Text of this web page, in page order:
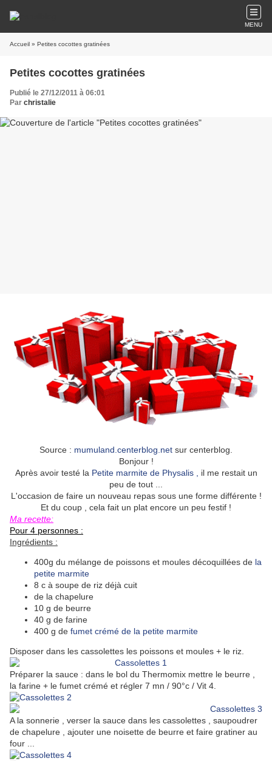
MENU
Accueil » Petites cocottes gratinées
Petites cocottes gratinées
Publié le 27/12/2011 à 06:01
Par christalie
Source : mumuland.centerblog.net sur centerblog.
Bonjour !
Après avoir testé la Petite marmite de Physalis , il me restait un
peu de tout ...
L'occasion de faire un nouveau repas sous une forme différente !
Et du coup , cela fait un plat encore un peu festif !
Ma recette:
Pour 4 personnes :
Ingrédients :
400g du mélange de poissons et moules décoquillées de la
petite marmite
8 c à soupe de riz déjà cuit
de la chapelure
10 g de beurre
40 g de farine
400 g de fumet crémé de la petite marmite
Disposer dans les cassolettes les poissons et moules + le riz.
Préparer la sauce : dans le bol du Thermomix mettre le beurre ,
la farine + le fumet crémé et régler 7 mn / 90°c / Vit 4.
A la sonnerie , verser la sauce dans les cassolettes , saupoudrer
de chapelure , ajouter une noisette de beurre et faire gratiner au
four ...